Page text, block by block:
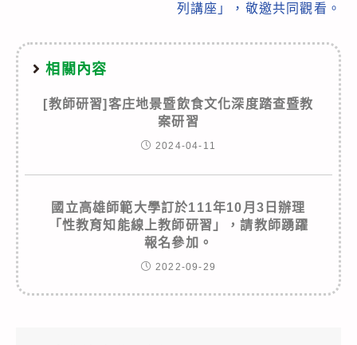
列講座」，敬邀共同觀看。
相關內容
[教師研習]客庄地景暨飲食文化深度踏查暨教
案研習
2024-04-11
國立高雄師範大學訂於111年10月3日辦理
「性教育知能線上教師研習」，請教師踴躍
報名參加。
2022-09-29